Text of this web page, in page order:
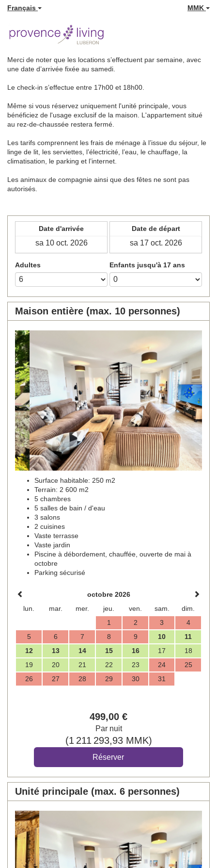
Français MMK
Merci de noter que les locations s’effectuent par semaine, avec
une date d’arrivée fixée au samedi.
Le check-in s’effectue entre 17h00 et 18h00.
Même si vous réservez uniquement l'unité principale, vous
bénéficiez de l'usage exclusif de la maison. L'appartement situé
au rez-de-chaussée restera fermé.
Les tarifs comprennent les frais de ménage à l’issue du séjour, le
linge de lit, les serviettes, l’électricité, l’eau, le chauffage, la
climatisation, le parking et l’internet.
Les animaux de compagnie ainsi que des fêtes ne sont pas
autorisés.
Date d'arrivée Date de départ
Adultes Enfants jusqu'à 17 ans
Maison entière (max. 10 personnes)
Previous Next
Surface habitable: 250 m2
Terrain: 2 600 m2
5 chambres
5 salles de bain / d'eau
3 salons
2 cuisines
Vaste terrasse
Vaste jardin
Piscine à débordement, chauffée, ouverte de mai à
octobre
Parking sécurisé
octobre 2026
lun.
mar. mer. jeu. ven. sam.
dim.
1
2 3
4
5
6 7 8 9 10
11
12
13 14 15 16 17
18
19
20 21 22 23 24
25
26
27 28 29 30 31
499,00 €
Par nuit
(1 211 293,93MMK)
Unité principale (max. 6 personnes)
Previous